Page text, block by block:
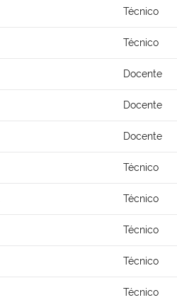
Técnico
Técnico
Docente
Docente
Docente
Técnico
Técnico
Técnico
Técnico
Técnico